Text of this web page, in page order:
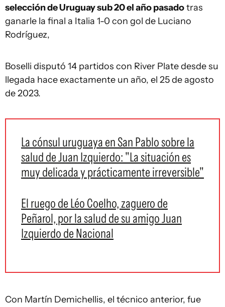
selección de Uruguay sub 20 el año pasadotras
ganarle la final a Italia 1-0 con gol de Luciano
Rodríguez,
Boselli disputó 14 partidos con River Plate desde su
llegada hace exactamente un año, el 25 de agosto
de 2023.
La cónsul uruguaya en San Pablo sobre la
salud de Juan Izquierdo: "La situación es
muy delicada y prácticamente irreversible"
El ruego de Léo Coelho, zaguero de
Peñarol, por la salud de su amigo Juan
Izquierdo de Nacional
Con Martín Demichellis, el técnico anterior, fue